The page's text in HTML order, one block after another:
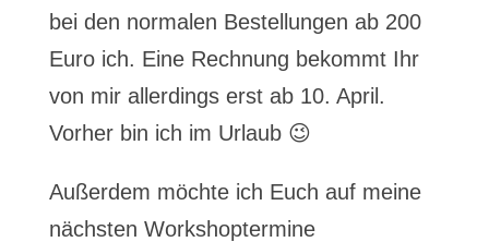
bei den normalen Bestellungen ab 200
Euro ich. Eine Rechnung bekommt Ihr
von mir allerdings erst ab 10. April.
Vorher bin ich im Urlaub 😉
Außerdem möchte ich Euch auf meine
nächsten Workshoptermine